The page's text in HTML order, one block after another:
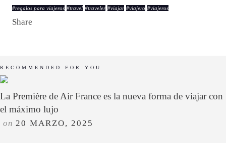
#regalos para viajeros #travel #traveler #viajar #viajero #viajeros
Share
RECOMMENDED FOR YOU
La Première de Air France es la nueva forma de viajar con
el máximo lujo
on 20 MARZO, 2025